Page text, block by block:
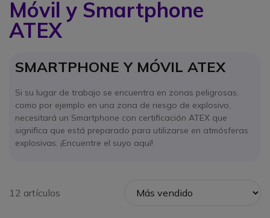
Móvil y Smartphone
ATEX
SMARTPHONE Y MÓVIL ATEX
Si su lugar de trabajo se encuentra en zonas peligrosas,
como por ejemplo en una zona de riesgo de explosivo,
necesitará un Smartphone con certificación ATEX que
significa que está preparado para utilizarse en atmósferas
explosivas. ¡Encuentre el suyo aquí!
12 artículos